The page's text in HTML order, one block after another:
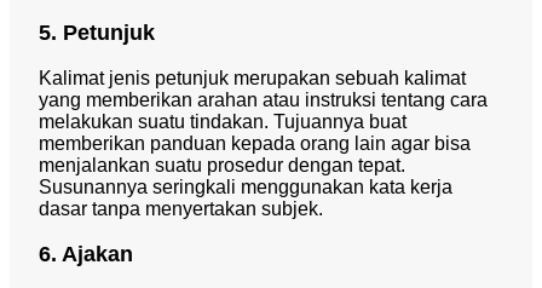
5. Petunjuk
Kalimat jenis petunjuk merupakan sebuah kalimat
yang memberikan arahan atau instruksi tentang cara
melakukan suatu tindakan. Tujuannya buat
memberikan panduan kepada orang lain agar bisa
menjalankan suatu prosedur dengan tepat.
Susunannya seringkali menggunakan kata kerja
dasar tanpa menyertakan subjek.
6. Ajakan